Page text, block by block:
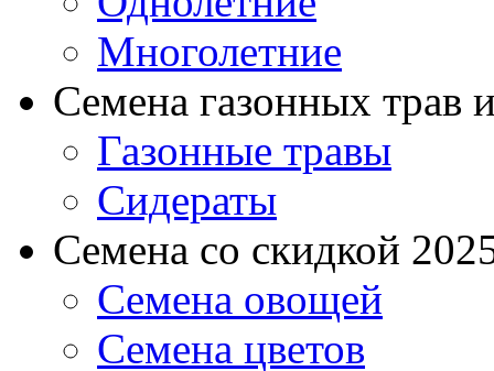
Многолетние
Семена газонных трав
Газонные травы
Сидераты
Семена со скидкой
Семена овощей
Семена цветов